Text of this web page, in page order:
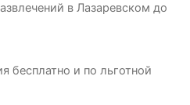
в Лазаревском до
бесплатно и по льготной